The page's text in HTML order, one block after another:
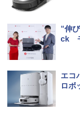
“伸
ck
エコ
ロボ